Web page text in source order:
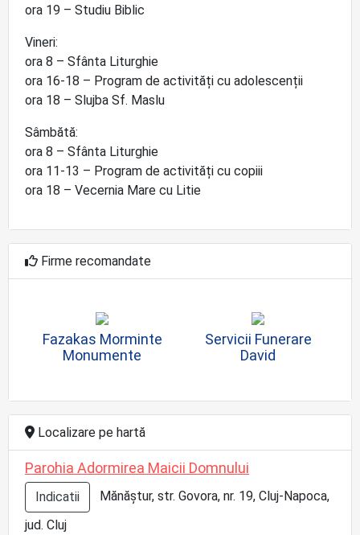
ora 19 – Studiu Biblic
Vineri:
ora 8 – Sfânta Liturghie
ora 16-18 – Program de activități cu adolescenții
ora 18 – Slujba Sf. Maslu
Sâmbătă:
ora 8 – Sfânta Liturghie
ora 11-13 – Program de activități cu copiii
ora 18 – Vecernia Mare cu Litie
Firme recomandate
Fazakas Morminte
Monumente
Servicii Funerare
David
Localizare pe hartă
Parohia Adormirea Maicii Domnului
Indicatii
Mănăștur, str. Govora, nr. 19, Cluj-Napoca,
jud. Cluj